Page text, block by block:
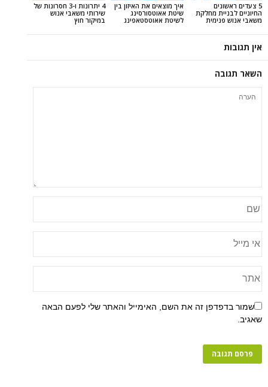
4 יתרונות ו-3 חסרונות של
שירותי משאבי אנוש
במיקור חוץ
איך מוצאים את האיזון בין
שיטת אאוטסורסינג
לשיטת אאוטסטאפינג
מחלקת
זה את השם, האימייל והאתר שלי לפעם הבאה